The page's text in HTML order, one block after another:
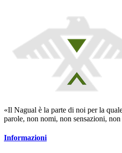
«Il Nagual è la parte di noi per la
parole, non nomi, non sensazioni,
Informazioni